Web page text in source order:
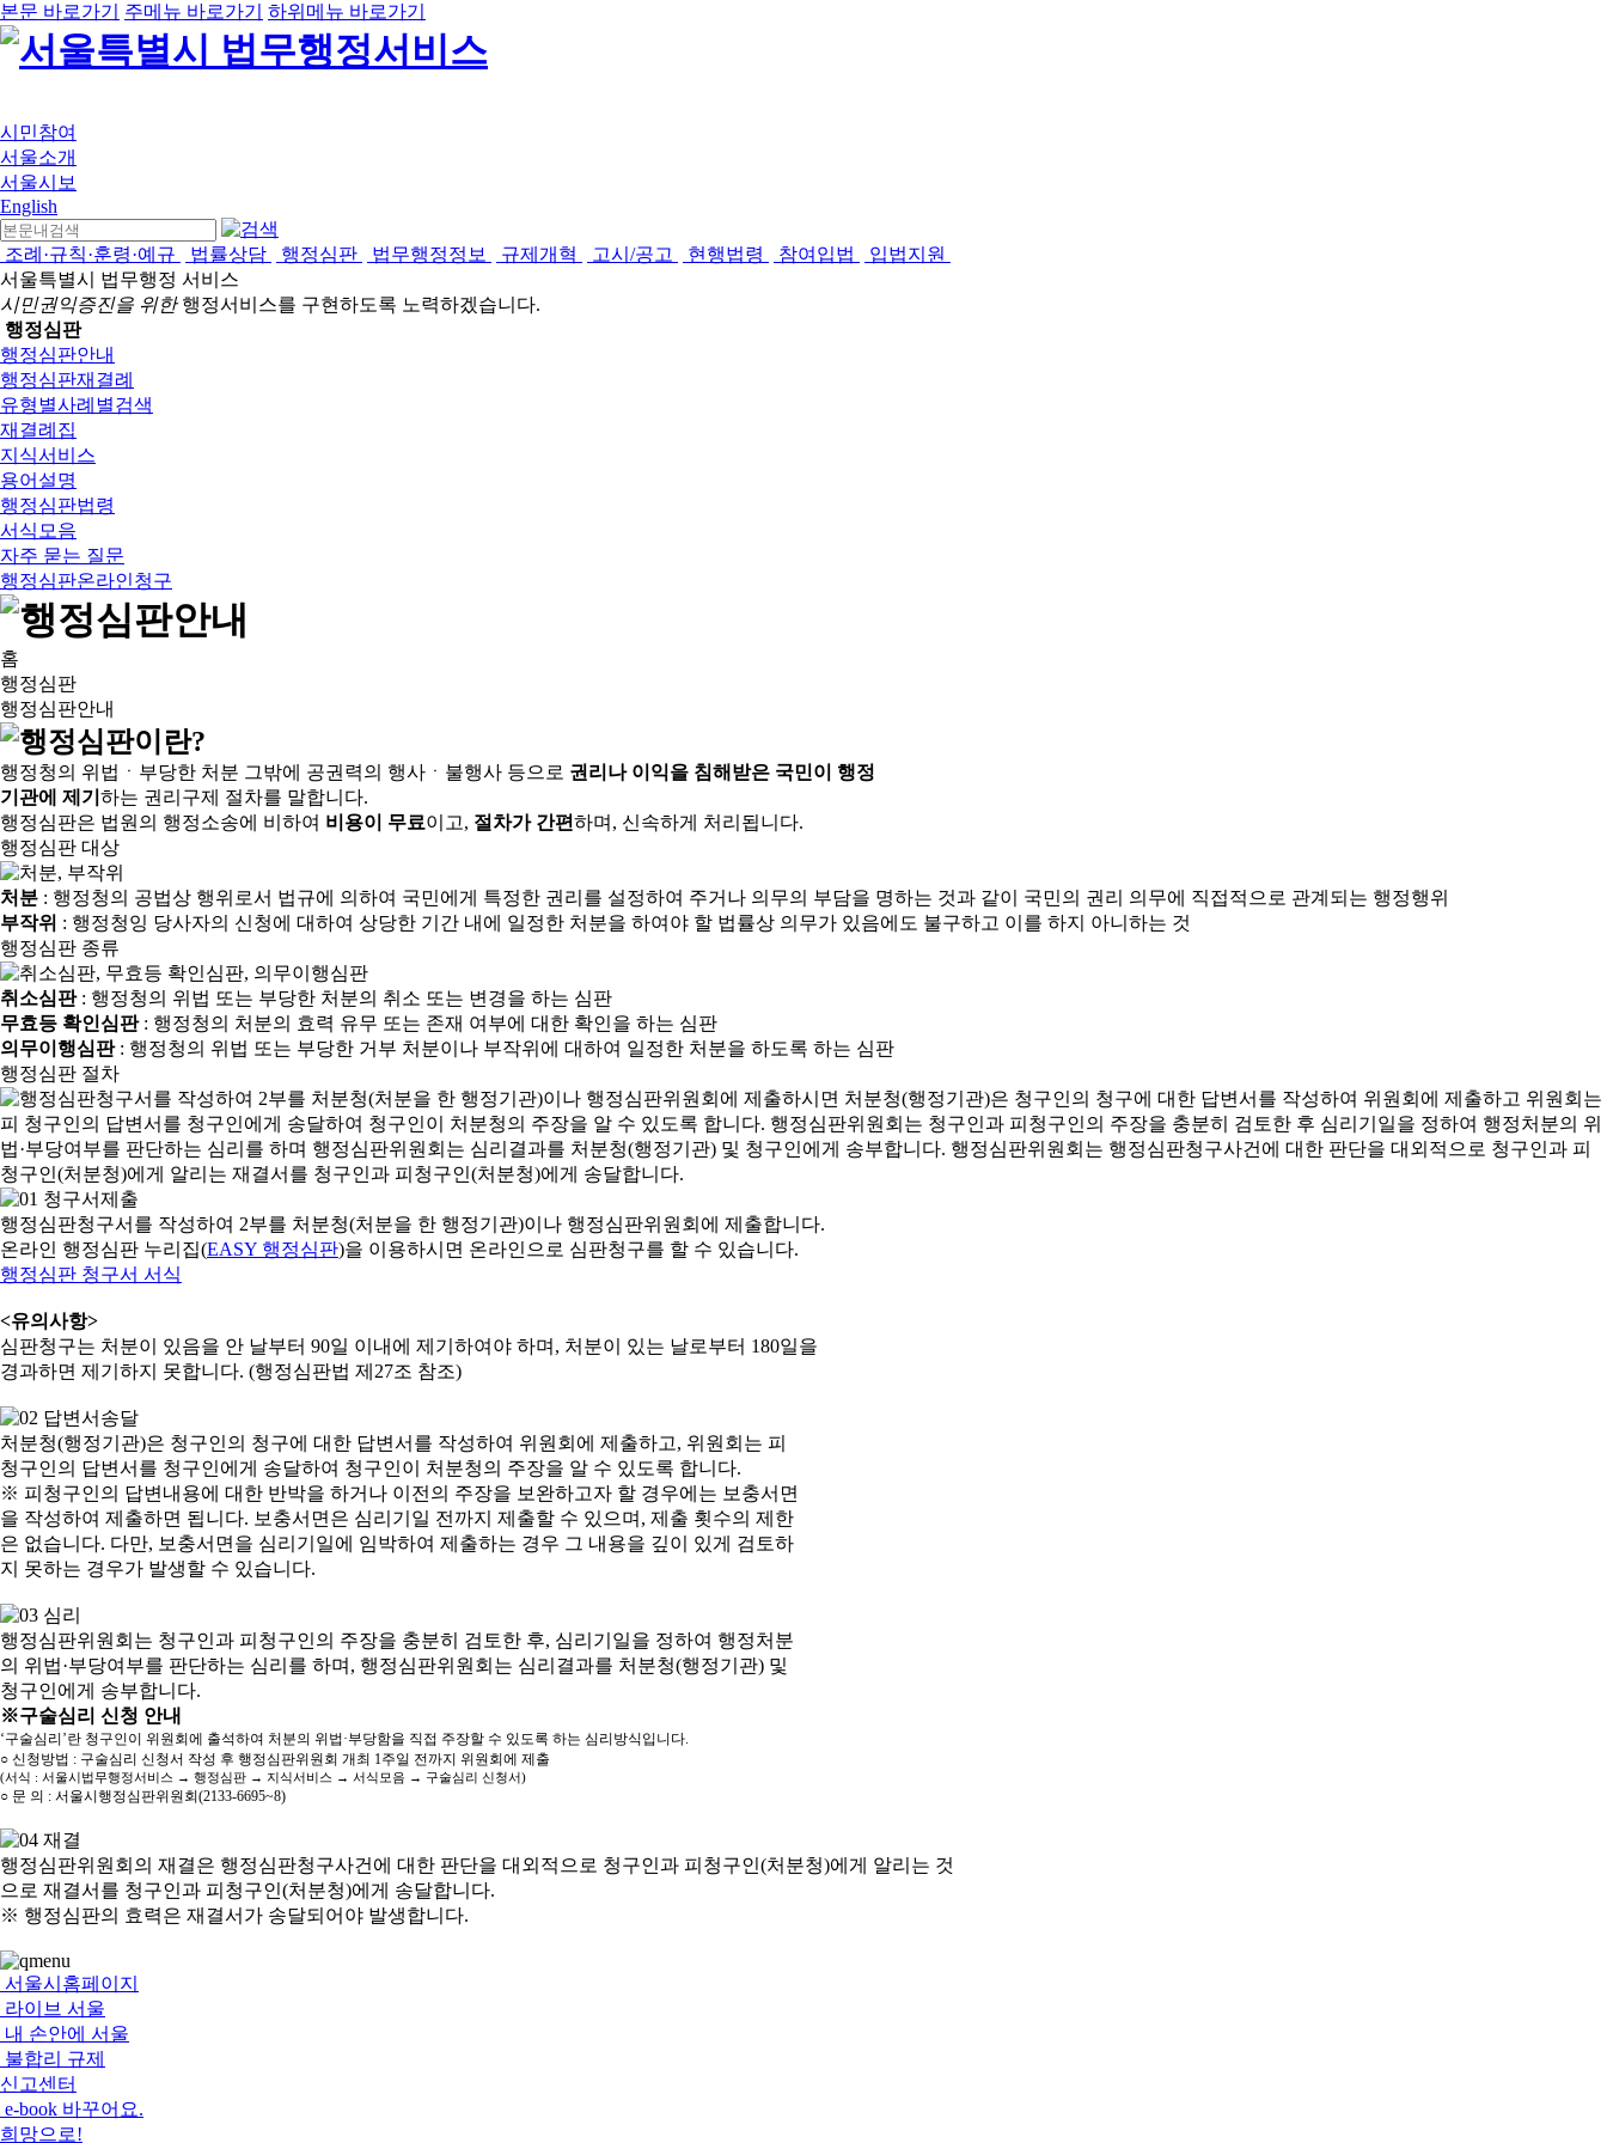
본문 바로가기 주메뉴 바로가기 하위메뉴 바로가기
시민참여
서울소개
서울시보
English
조례·규칙·훈령·예규 법률상담 행정심판 법무행정정보 규제개혁 고시/공고 현행법령 참여입법
입법지원
서울특별시 법무행정 서비스
시민권익증진을 위한행정서비스를 구현하도록 노력하겠습니다.
행정심판
행정심판안내
행정심판재결례
유형별사례별검색
재결례집
지식서비스
용어설명
행정심판법령
서식모음
자주 묻는 질문
행정심판온라인청구
홈
행정심판
행정심판안내
행정청의 위법ㆍ부당한 처분 그밖에 공권력의 행사ㆍ불행사 등으로 권리나 이익을 침해받은 국민이 행정
기관에 제기 하는 권리구제 절차를 말합니다.
행정심판은 법원의 행정소송에 비하여 비용이 무료이고, 절차가 간편하며, 신속하게 처리됩니다.
행정심판 대상
처분 : 행정청의 공법상 행위로서 법규에 의하여 국민에게 특정한 권리를 설정하여 주거나 의무의 부담을 명하는 것과 같이 국민의 권리 의무에 직접적으로 관계되는 행정행위
부작위 : 행정청잉 당사자의 신청에 대하여 상당한 기간 내에 일정한 처분을 하여야 할 법률상 의무가 있음에도 불구하고 이를 하지 아니하는 것
행정심판 종류
취소심판: 행정청의 위법 또는 부당한 처분의 취소 또는 변경을 하는 심판
무효등 확인심판: 행정청의 처분의 효력 유무 또는 존재 여부에 대한 확인을 하는 심판
의무이행심판: 행정청의 위법 또는 부당한 거부 처분이나 부작위에 대하여 일정한 처분을 하도록 하는 심판
행정심판 절차
행정심판청구서를 작성하여 2부를 처분청(처분을 한 행정기관)이나 행정심판위원회에 제출합니다.
온라인 행정심판 누리집(EASY 행정심판)을 이용하시면 온라인으로 심판청구를 할 수 있습니다.
행정심판 청구서 서식
<유의사항>
심판청구는 처분이 있음을 안 날부터 90일 이내에 제기하여야 하며, 처분이 있는 날로부터 180일을
경과하면 제기하지 못합니다. (행정심판법 제27조 참조)
처분청(행정기관)은 청구인의 청구에 대한 답변서를 작성하여 위원회에 제출하고, 위원회는 피
청구인의 답변서를 청구인에게 송달하여 청구인이 처분청의 주장을 알 수 있도록 합니다.
※ 피청구인의 답변내용에 대한 반박을 하거나 이전의 주장을 보완하고자 할 경우에는 보충서면
을 작성하여 제출하면 됩니다. 보충서면은 심리기일 전까지 제출할 수 있으며, 제출 횟수의 제한
은 없습니다. 다만, 보충서면을 심리기일에 임박하여 제출하는 경우 그 내용을 깊이 있게 검토하
지 못하는 경우가 발생할 수 있습니다.
행정심판위원회는 청구인과 피청구인의 주장을 충분히 검토한 후, 심리기일을 정하여 행정처분
의 위법·부당여부를 판단하는 심리를 하며, 행정심판위원회는 심리결과를 처분청(행정기관) 및
청구인에게 송부합니다.
※구술심리 신청 안내
‘구술심리’란 청구인이 위원회에 출석하여 처분의 위법·부당함을 직접 주장할 수 있도록 하는 심리방식입니다.
○ 신청방법 : 구술심리 신청서 작성 후 행정심판위원회 개최 1주일 전까지 위원회에 제출
(서식 : 서울시법무행정서비스 → 행정심판 → 지식서비스 → 서식모음 → 구술심리 신청서)
○ 문 의 : 서울시행정심판위원회(2133-6695~8)
행정심판위원회의 재결은 행정심판청구사건에 대한 판단을 대외적으로 청구인과 피청구인(처분청)에게 알리는 것
으로 재결서를 청구인과 피청구인(처분청)에게 송달합니다.
※ 행정심판의 효력은 재결서가 송달되어야 발생합니다.
서울시홈페이지
라이브 서울
내 손안에 서울
불합리 규제
신고센터
e-book 바꾸어요.
희망으로!